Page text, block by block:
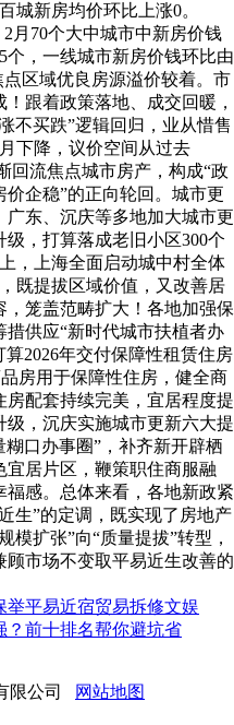
城新房均价环比上涨0。
月70个大中城市中新房价钱
个，一线城市新房价钱环比由
区域优良房源溢价较着。市
跟着政策落地、成交回暖，
不买跌”逻辑回归，业从惜售
下降，议价空间从过去
回流焦点城市房产，构成“政
企稳”的正向轮回。城市更
东、沉庆等多地加大城市更
，打算落成老旧小区300个
，上海全面启动城中村全体
既提拔区域价值，又改善居
笼盖范畴扩大！各地加强保
供应“新时代城市扶植者办
2026年交付保障性租赁住房
房用于保障性住房，健全商
配套持续完美，宜居程度提
，沉庆实施城市更新六大提
口办事圈”，补齐新开辟栖
居片区，鞭策职住商服融
感。总体来看，各地新政紧
生”的定调，既实现了房地产
模扩张”向“质量提拔”转型，
市场不变取平易近生改善的
举平易近宿贸易拆修文娱
？前十排名帮你避坑省
限公司
网站地图